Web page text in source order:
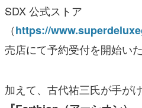
SDX 公式ストア
（https://
売店にて予約受付を開始いた
加えて、古代祐三氏が手が